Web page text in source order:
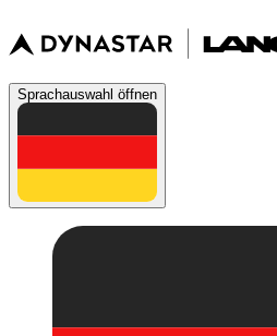
Sprachauswahl öffnen